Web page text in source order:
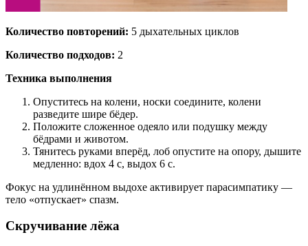
Количество повторений: 5 дыхательных циклов
Количество подходов: 2
Техника выполнения
Опуститесь на колени, носки соедините, колени
разведите шире бёдер.
Положите сложенное одеяло или подушку между
бёдрами и животом.
Тянитесь руками вперёд, лоб опустите на опору, дышите
медленно: вдох 4 с, выдох 6 с.
Фокус на удлинённом выдохе активирует парасимпатику —
тело «отпускает» спазм.
Скручивание лёжа